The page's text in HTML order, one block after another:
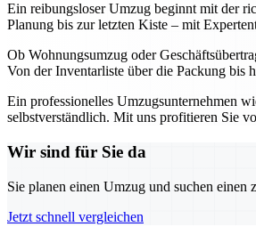
Ein reibungsloser Umzug beginnt mit der
Planung bis zur letzten Kiste – mit
Ob Wohnungsumzug oder
Von der Inventarliste über die Packung bis
Ein professionelles Umzugsunternehmen
selbstverständlich. Mit uns profitieren Sie
Wir sind für Sie da
Sie planen einen Umzug und suchen einen
Jetzt schnell vergleichen